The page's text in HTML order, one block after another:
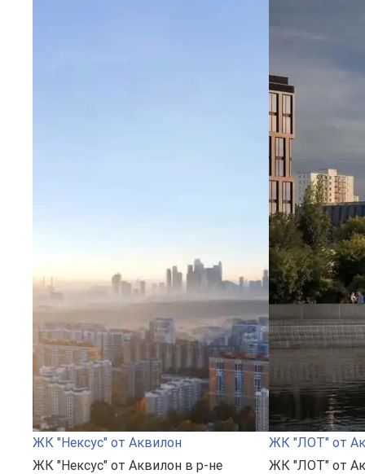
ЖК "Нексус" от Аквилон
ЖК "Нексус" от Аквилон в р-не
ЖК "ЛОТ" от
ЖК "ЛОТ" от